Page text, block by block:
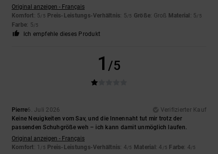
Original anzeigen - Français
Komfort: 5/5 Preis-Leistungs-Verhältnis: 5/5 Größe: Groß Material : 5/5
Farbe: 5/5
Ich empfehle dieses Produkt
1 /5
Pierre6. Juli 2026
Verifizierter Kauf
Keine Neuigkeiten vom Sav, und die Innennaht tut mir trotz der
passenden Schuhgröße weh – ich kann damit unmöglich laufen.
Original anzeigen - Français
Komfort: 1 /5 Preis-Leistungs-Verhältnis: 4/5 Material: 4 /5 Farbe: 4/5